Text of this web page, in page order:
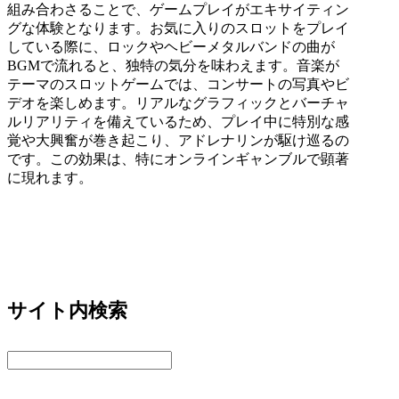
組み合わさることで、ゲームプレイがエキサイティン
グな体験となります。お気に入りのスロットをプレイ
している際に、ロックやヘビーメタルバンドの曲が
BGMで流れると、独特の気分を味わえます。音楽が
テーマのスロットゲームでは、コンサートの写真やビ
デオを楽しめます。リアルなグラフィックとバーチャ
ルリアリティを備えているため、プレイ中に特別な感
覚や大興奮が巻き起こり、アドレナリンが駆け巡るの
です。この効果は、特にオンラインギャンブルで顕著
に現れます。
サイト内検索